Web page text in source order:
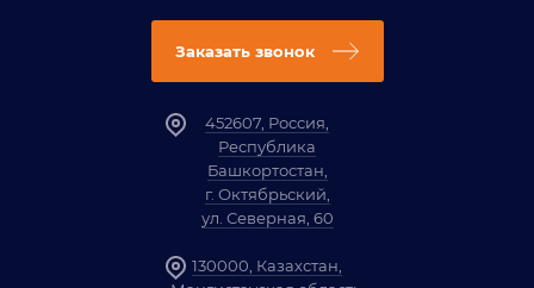
Заказать звонок
452607, Россия,
Республика
Башкортостан,
г. Октябрьский,
ул. Северная, 60
130000, Казахстан,